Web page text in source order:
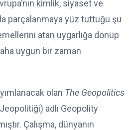
kimlik, siyaset ve
parçalanmaya yüz tuttuğu şu
atan uygarlığa dönüp
uygun bir zaman
olan The Geopolitics
Jeopolitiği) adlı Geopolity
Çalışma, dünyanın